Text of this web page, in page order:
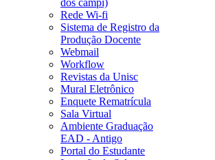
dos campi)
Rede Wi-fi
Sistema de Registro da
Produção Docente
Webmail
Workflow
Revistas da Unisc
Mural Eletrônico
Enquete Rematrícula
Sala Virtual
Ambiente Graduação
EAD - Antigo
Portal do Estudante